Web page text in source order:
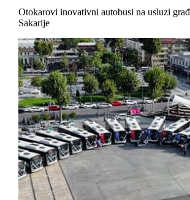
Otokarovi inovativni autobusi na usluzi
Sakarije